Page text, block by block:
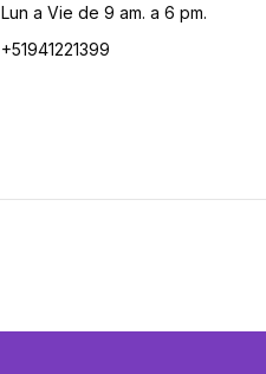
Lun a Vie de 9 am. a 6 pm.
+51941221399